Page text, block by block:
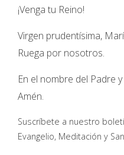
¡Venga tu Reino!
Virgen prudentísima,
Ruega por nosotros.
En el nombre del Padre
Amén.
Suscríbete a nuestro
Evangelio, Meditación y